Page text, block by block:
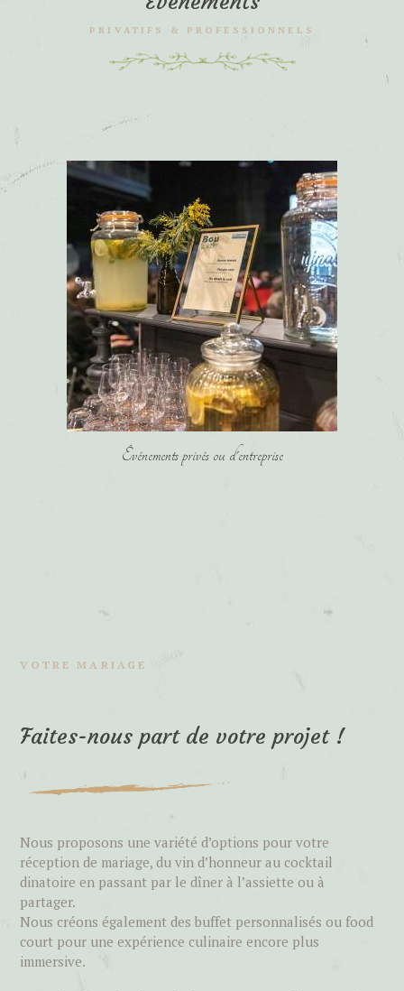
PRIVATIFS & PROFESSIONNELS
Événements privés ou d'entreprise
VOTRE MARIAGE
Faites-nous part de votre projet !
​Nous proposons une variété d’options pour votre
réception de mariage, du vin d’honneur au cocktail
dinatoire en passant par le dîner à l’assiette ou à
partager.
Nous créons également des buffet personnalisés ou food
court pour une expérience culinaire encore plus
immersive.